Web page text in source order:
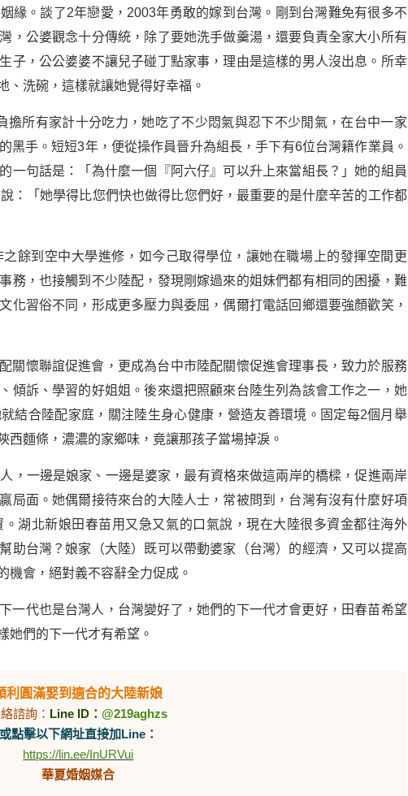
緣。談了2年戀愛，2003年勇敢的嫁到台灣。剛到台灣難免有很多不
，公婆觀念十分傳統，除了要她洗手做羹湯，還要負責全家大小所有
子，公公婆婆不讓兒子碰丁點家事，理由是這樣的男人沒出息。所幸
、洗碗，這樣就讓她覺得好幸福。
擔所有家計十分吃力，她吃了不少悶氣與忍下不少閒氣，在台中一家
黑手。短短3年，便從操作員晉升為組長，手下有6位台灣籍作業員。
一句話是：「為什麼一個『阿六仔』可以升上來當組長？」她的組員
：「她學得比您們快也做得比您們好，最重要的是什麼辛苦的工作都
餘到空中大學進修，如今己取得學位，讓她在職場上的發揮空間更
務，也接觸到不少陸配，發現剛嫁過來的姐妹們都有相同的困擾，難
化習俗不同，形成更多壓力與委屈，偶爾打電話回鄉還要強顏歡笑，
關懷聯誼促進會，更成為台中市陸配關懷促進會理事長，致力於服務
傾訴、學習的好姐姐。後來還把照顧來台陸生列為該會工作之一，她
結合陸配家庭，關注陸生身心健康，營造友善環境。固定每2個月舉
麵條，濃濃的家鄉味，竟讓那孩子當場掉淚。
，一邊是娘家、一邊是婆家，最有資格來做這兩岸的橋樑，促進兩岸
局面。她偶爾接待來台的大陸人士，常被問到，台灣有沒有什麼好項
湖北新娘田春苗用又急又氣的口氣說，現在大陸很多資金都往海外
助台灣？娘家（大陸）既可以帶動婆家（台灣）的經濟，又可以提高
機會，絕對義不容辭全力促成。
一代也是台灣人，台灣變好了，她們的下一代才會更好，田春苗希望
她們的下一代才有希望。
利圓滿娶到適合的大陸新娘
諮詢： Line ID：@219aghzs
或點擊以下網址直接加Line：
https://lin.ee/InURVui
華夏婚姻媒合